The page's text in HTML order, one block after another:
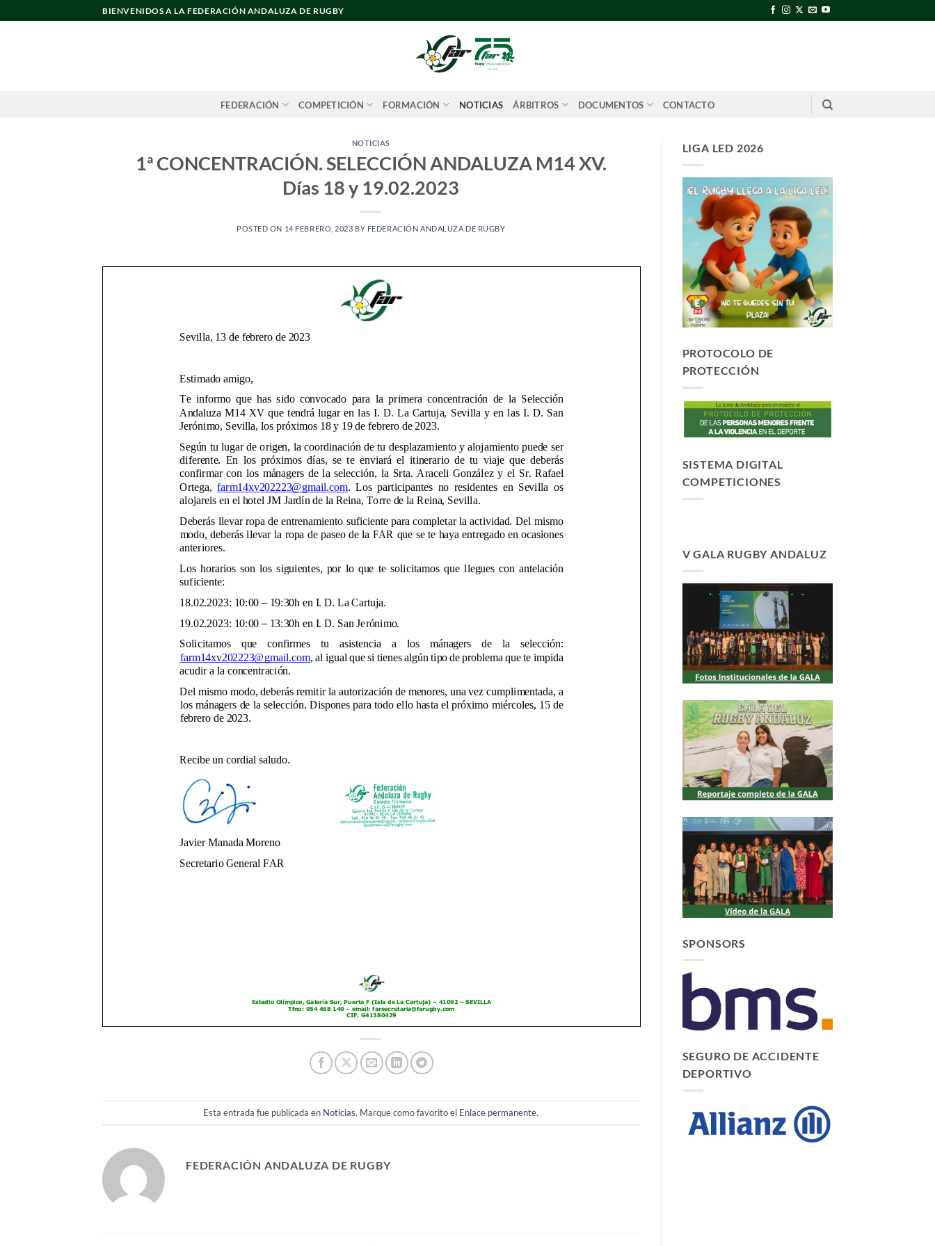
al
BIENVENIDOS A LA FEDERACIÓN ANDALUZA DE RUGBY
FEDERACIÓN COMPETICIÓN FORMACIÓN NOTICIAS ÁRBITROS DOCUMENTOS CONTACTO
NOTICIAS
1ª CONCENTRACIÓN. SELECCIÓN ANDALUZA M14 XV.
Días 18 y 19.02.2023
POSTED ON 14 FEBRERO, 2023 BY FEDERACIÓN ANDALUZA DE RUGBY
Esta entrada fue publicada en Noticias. Marque como favorito el Enlace permanente.
FEDERACIÓN ANDALUZA DE RUGBY
LIGA LED 2026
PROTOCOLO DE
PROTECCIÓN
SISTEMA DIGITAL
COMPETICIONES
V GALA RUGBY ANDALUZ
SPONSORS
SEGURO DE ACCIDENTE
DEPORTIVO